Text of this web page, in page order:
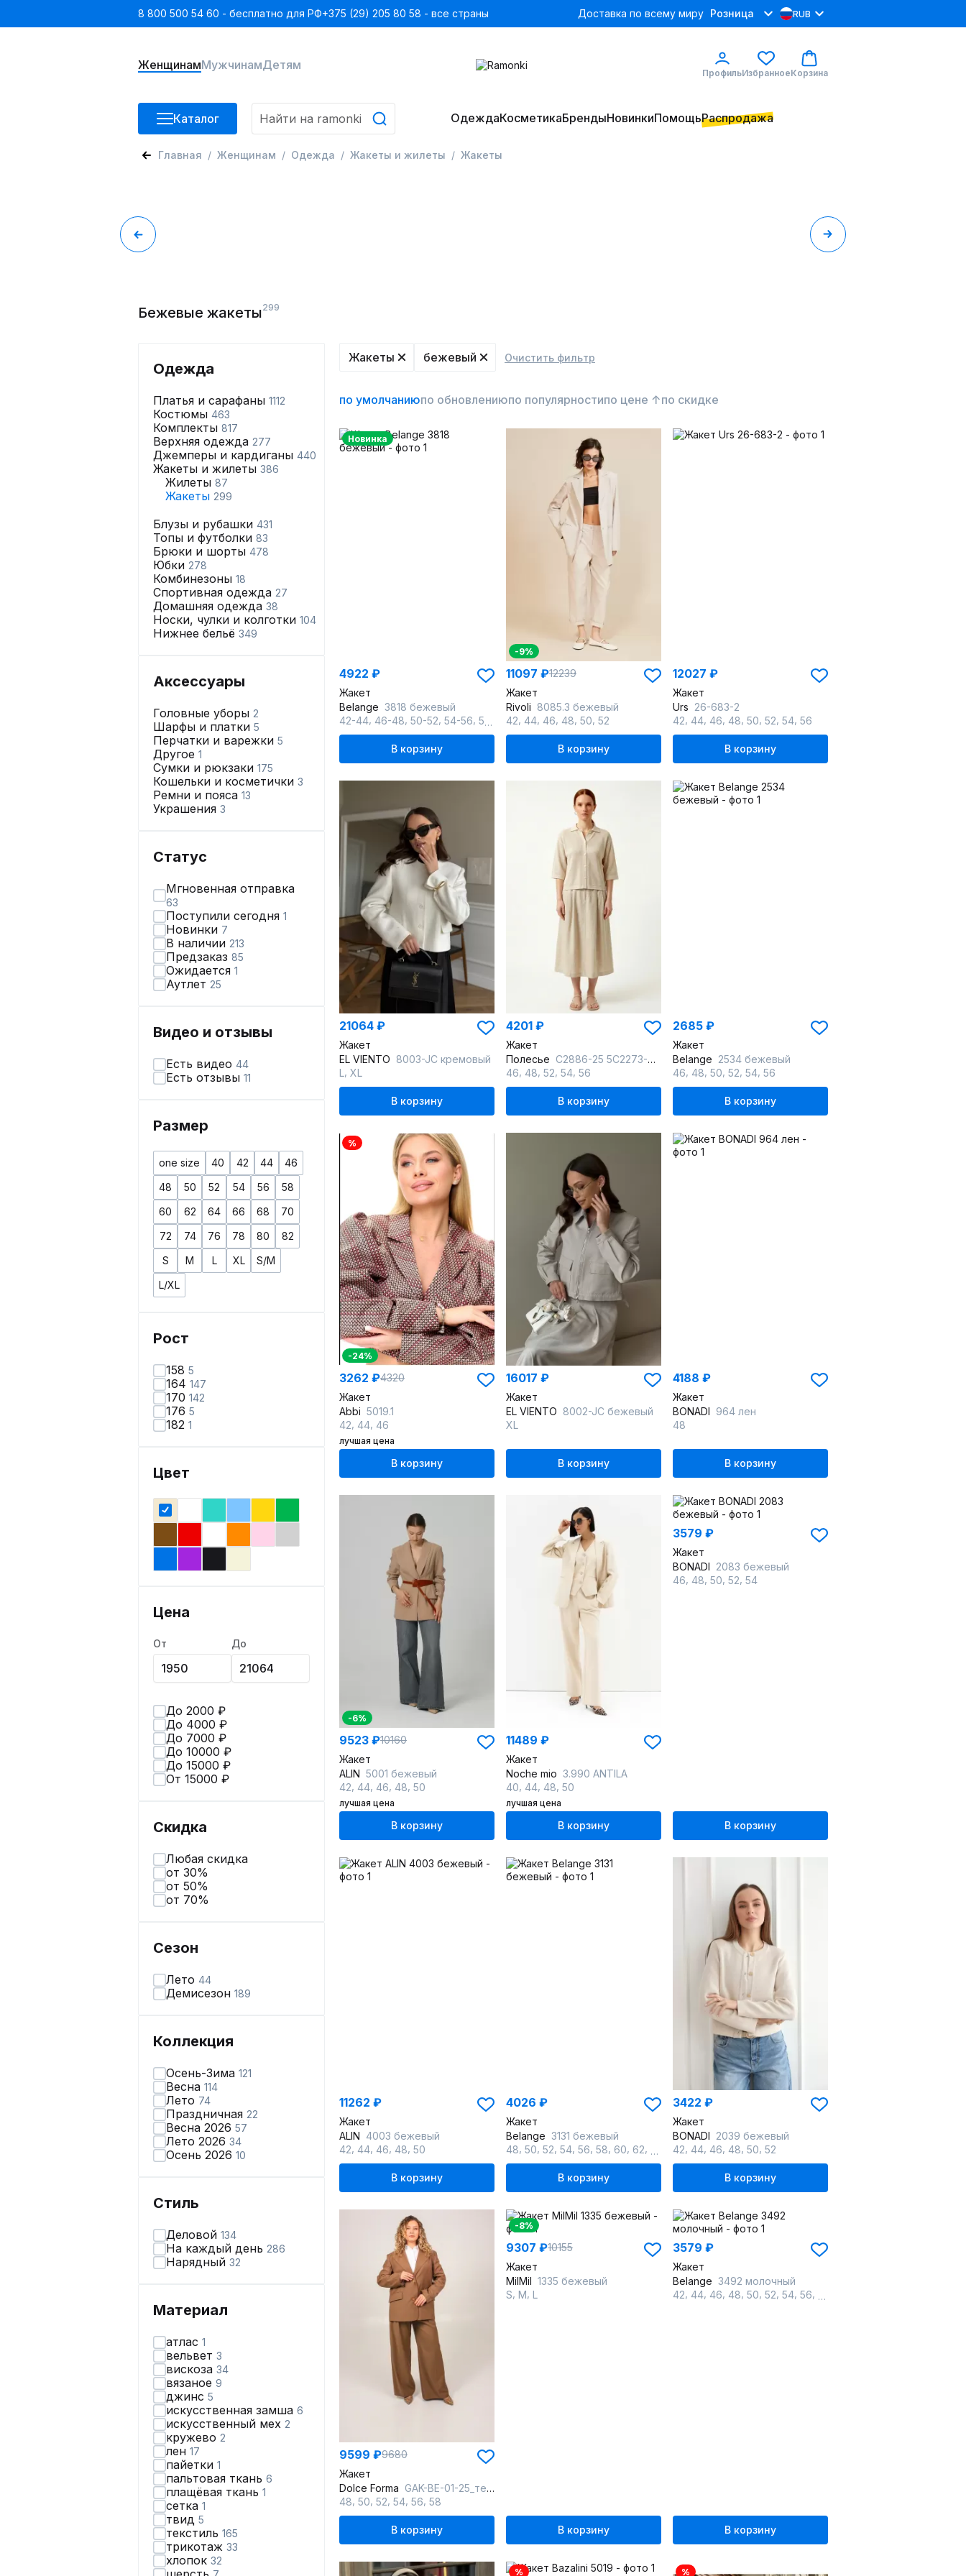
8 800 500 54 60 - бесплатно для РФ+375 (29) 205 80 58 - все страны Доставка по всему миру Розница RUB
ЖенщинамМужчинамДетям
ПрофильИзбранноеКорзина
Каталог ОдеждаКосметикаБрендыНовинкиПомощьРаспродажа
Главная Женщинам Одежда Жакеты и жилеты Жакеты
Бежевые жакеты299
Одежда
Платья и сарафаны 1112
Костюмы 463
Комплекты 817
Верхняя одежда 277
Джемперы и кардиганы 440
Жакеты и жилеты 386
Жилеты 87
Жакеты 299
Блузы и рубашки 431
Топы и футболки 83
Брюки и шорты 478
Юбки 278
Комбинезоны 18
Спортивная одежда 27
Домашняя одежда 38
Носки, чулки и колготки 104
Нижнее бельё 349
Аксессуары
Головные уборы 2
Шарфы и платки 5
Перчатки и варежки 5
Другое 1
Сумки и рюкзаки 175
Кошельки и косметички 3
Ремни и пояса 13
Украшения 3
Статус
Мгновенная отправка
63
Поступили сегодня 1
Новинки 7
В наличии 213
Предзаказ 85
Ожидается 1
Аутлет 25
Видео и отзывы
Есть видео 44
Есть отзывы 11
Размер
one size 40 42 44
46
48
50 52 54 56
58
60
62 64 66 68
70
72
74 76 78 80
82
S
M L XL
S/M
L/XL
Рост
158 5
164 147
170 142
176 5
182 1
Цвет
Цена
От До
До 2000 ₽
До 4000 ₽
До 7000 ₽
До 10000 ₽
До 15000 ₽
От 15000 ₽
Скидка
Любая скидка
от 30%
от 50%
от 70%
Сезон
Лето 44
Демисезон 189
Коллекция
Осень-Зима 121
Весна 114
Лето 74
Праздничная 22
Весна 2026 57
Лето 2026 34
Осень 2026 10
Стиль
Деловой 134
На каждый день 286
Нарядный 32
Материал
атлас 1
вельвет 3
вискоза 34
вязаное 9
джинс 5
искусственная замша 6
искусственный мех 2
кружево 2
лен 17
пайетки 1
пальтовая ткань 6
плащёвая ткань 1
сетка 1
твид 5
текстиль 165
трикотаж 33
хлопок 32
Жакеты бежевый Очистить фильтр
по умолчаниюпо обновлениюпо популярностипо цене ↑по скидке
Новинка
4922 ₽
Жакет
Belange 3818 бежевый
42-44 46-48 50-52 54-56 58-60
В корзину
-9%
11097 ₽12239
Жакет
Rivoli 8085.3 бежевый
42 44 46 48 50 52
В корзину
12027 ₽
Жакет
Urs 26-683-2
42 44 46 48 50 52 54 56
В корзину
21064 ₽
Жакет
EL VIENTO 8003-JC кремовый
L
XL
В корзину
4201 ₽
Жакет
Полесье С2886-25 5С2273-Д43 суровый
46 48 52 54 56
В корзину
2685 ₽
Жакет
Belange 2534 бежевый
46 48 50 52 54 56
В корзину
%
-24%
3262 ₽4320
Жакет
Abbi 5019.1
42 44 46
лучшая цена
В корзину
16017 ₽
Жакет
EL VIENTO 8002-JC бежевый
XL
В корзину
4188 ₽
Жакет
BONADI 964 лен
48
В корзину
-6%
9523 ₽10160
Жакет
ALIN 5001 бежевый
42 44 46 48 50
лучшая цена
В корзину
11489 ₽
Жакет
Noche mio 3.990 ANTILA
40 44 48 50
лучшая цена
В корзину
3579 ₽
Жакет
BONADI 2083 бежевый
46 48 50 52 54
В корзину
11262 ₽
Жакет
ALIN 4003 бежевый
42 44 46 48 50
В корзину
4026 ₽
Жакет
Belange 3131 бежевый
48 50 52 54 56 58 60 62
В корзину
3422 ₽
Жакет
BONADI 2039 бежевый
42 44 46 48 50 52
В корзину
9599 ₽9680
Жакет
Dolce Forma GAK-BE-01-25_темно-бежевый
48 50 52 54 56 58
В корзину
-8%
9307 ₽10155
Жакет
MilMil 1335 бежевый
S M L
В корзину
3579 ₽
Жакет
Belange 3492 молочный
42 44 46 48 50 52 54 56
В корзину
% %